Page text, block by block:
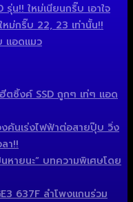
น!! ใหม่เนียนกริ๊บ เอาใจ
หม่กริ๊บ 22, 23 เท่านั้น!!
แอดแมว
ตซิ้งค์ SSD ถูกๆ เท่ๆ แอด
งคันเร่งไฟฟ้าต่อสายปุ๊บ วิ่ง
า!!
หายนะ” บทความพิเศษโดย
637F ลำโพงแกนร่วม